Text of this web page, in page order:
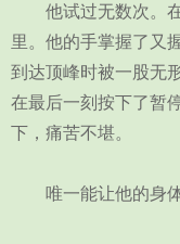
他试过无数次。在
里。他的手掌握了又
到达顶峰时被一股无
在最后一刻按下了暂
下，痛苦不堪。
唯一能让他的身体